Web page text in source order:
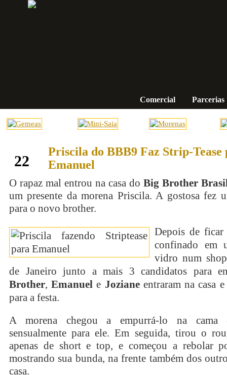
Parcerias
Comercial
22
Priscila do BBB9 Faz Strip-Tease
Emanuel
O rapaz mal entrou na casa do Big Brother
um presente da morena Priscila. A gostosa fez
para o novo brother.
Depois de ficar
confinado em
vidro num
de Janeiro junto a mais 3 candidatos para
Brother,Emanuel e Jozianeentraram na casa
para a festa.
A morena chegou a empurrá-lo na cama
sensualmente para ele. Em seguida, tirou o
apenas de short e top, e começou a rebolar
mostrando sua bunda, na frente também dos
casa.